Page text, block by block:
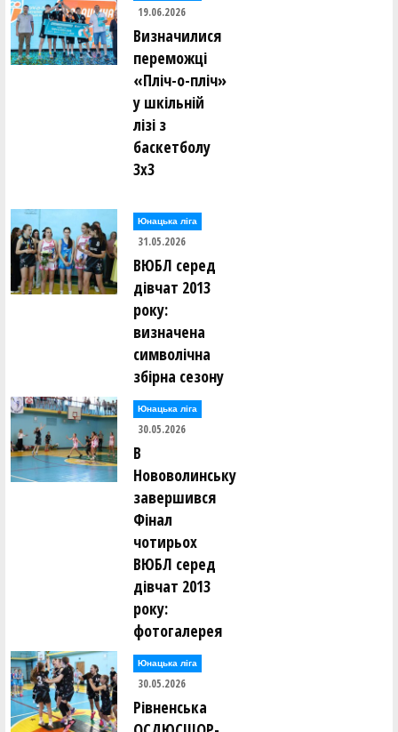
19.06.2026
Визначилися
переможці
«Пліч-о-пліч»
у шкільній
лізі з
баскетболу
3х3
Юнацька ліга
31.05.2026
ВЮБЛ серед
дівчат 2013
року:
визначена
символічна
збірна сезону
Юнацька ліга
30.05.2026
В
Нововолинську
завершився
Фінал
чотирьох
ВЮБЛ серед
дівчат 2013
року:
фотогалерея
Юнацька ліга
30.05.2026
Рівненська